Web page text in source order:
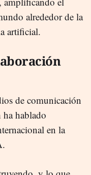
alrededor de la
artificial.
de comunicación
hablado
en la